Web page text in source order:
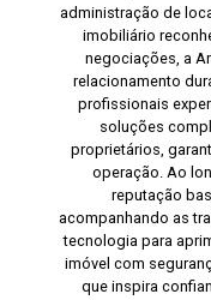
administração de
imobiliário
negociações, a
relacionamento
profissionais
soluções
proprietários,
operação. Ao
reputação
acompanhando as
tecnologia para
imóvel com
que inspira